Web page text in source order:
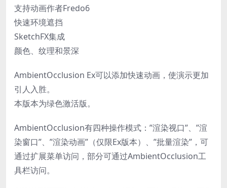
支持动画作者Fredo6
快速环境遮挡
SketchFX集成
颜色、纹理和景深
AmbientOcclusion Ex可以添加快速动画，使演示更加
引人入胜。
本版本为绿色激活版。
AmbientOcclusion有四种操作模式：”渲染视口”、”渲
染窗口”、”渲染动画”（仅限Ex版本）、”批量渲染”，可
通过扩展菜单访问，部分可通过AmbientOcclusion工
具栏访问。